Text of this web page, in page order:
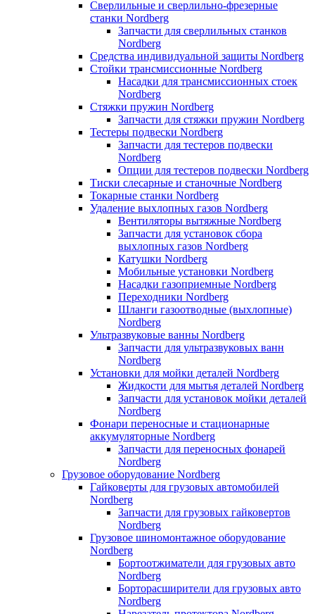
Сверлильные и сверлильно-фрезерные
станки Nordberg
Запчасти для сверлильных станков
Nordberg
Средства индивидуальной защиты Nordberg
Стойки трансмиссионные Nordberg
Насадки для трансмиссионных стоек
Nordberg
Стяжки пружин Nordberg
Запчасти для стяжки пружин Nordberg
Тестеры подвески Nordberg
Запчасти для тестеров подвески
Nordberg
Опции для тестеров подвески Nordberg
Тиски слесарные и станочные Nordberg
Токарные станки Nordberg
Удаление выхлопных газов Nordberg
Вентиляторы вытяжные Nordberg
Запчасти для установок сбора
выхлопных газов Nordberg
Катушки Nordberg
Мобильные установки Nordberg
Насадки газоприемные Nordberg
Переходники Nordberg
Шланги газоотводные (выхлопные)
Nordberg
Ультразвуковые ванны Nordberg
Запчасти для ультразвуковых ванн
Nordberg
Установки для мойки деталей Nordberg
Жидкости для мытья деталей Nordberg
Запчасти для установок мойки деталей
Nordberg
Фонари переносные и стационарные
аккумуляторные Nordberg
Запчасти для переносных фонарей
Nordberg
Грузовое оборудование Nordberg
Гайковерты для грузовых автомобилей
Nordberg
Запчасти для грузовых гайковертов
Nordberg
Грузовое шиномонтажное оборудование
Nordberg
Бортоотжиматели для грузовых авто
Nordberg
Борторасширители для грузовых авто
Nordberg